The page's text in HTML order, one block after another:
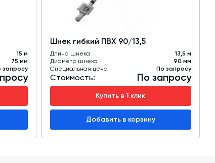
15 м
75 мм
запросу
Шнек гибкий ПВХ 90/13,5
Длина шнека
13,5 м
Диаметр шнека
90 мм
Специальная цена
По запросу
Стоимость: По запросу
Купить в 1 клик
Добавить в корзину